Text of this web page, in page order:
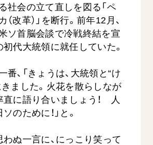
社会の立て直しを図る「ペ
改革）」を断行。前年12月、
ソ首脳会談で冷戦終結を宣
初代大統領に就任していた。
番、「きょうは、大統領と“け
きました。火花を散らしなが
直に語り合いましょう！ 人
のために！」と。
わぬ一言に、にっこり笑って